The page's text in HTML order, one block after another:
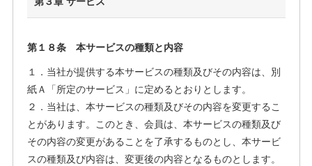
第１８条 本サービスの種類と内容
１．当社が提供する本サービスの種類及びその内容は、別
紙Ａ「所定のサービス」に定めるとおりとします。
２．当社は、本サービスの種類及びその内容を変更するこ
とがあります。このとき、会員は、本サービスの種類及び
その内容の変更があることを了承するものとし、本サービ
スの種類及び内容は、変更後の内容となるものとします。